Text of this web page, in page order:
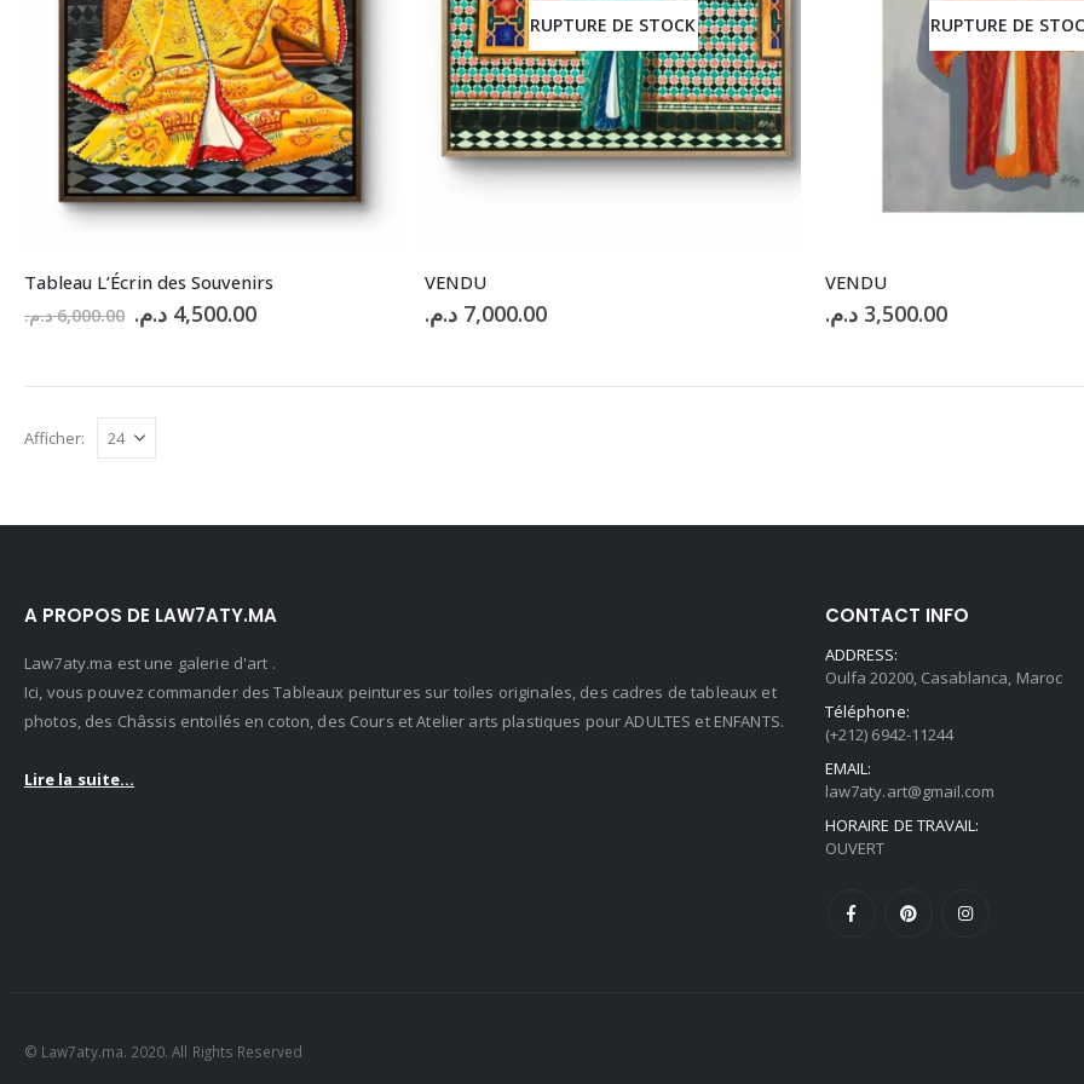
Tableau L’Écrin des Souvenirs
6,000.00 د.م. Le
prix
4,500.00 د.م. Le
RUPTURE DE STOCK
VENDU
7,000.00 د.م.
RUPTURE DE
VENDU
3,500.00 د.م.
Afficher:
A PROPOS DE LAW7ATY.MA
Law7aty.ma est une galerie d'art .
Ici, vous pouvez commander des Tableaux peintures sur toiles originales, des cadres de tableaux et
photos, des Châssis entoilés en coton, des Cours et Atelier arts plastiques pour ADULTES et ENFANTS.
Lire la suite...
CONTACT INFO
ADDRESS:
Oulfa 20200, Casablanca, Maroc
Téléphone:
(+212) 6942-11244
EMAIL:
law7aty.art@gmail.com
HORAIRE DE TRAVAIL:
OUVERT
© Law7aty.ma. 2020. All Rights Reserved